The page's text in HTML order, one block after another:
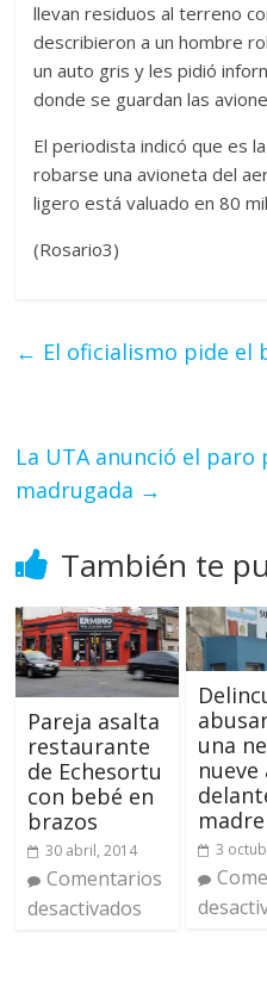
llevan residuos al terreno
describieron a un hombre
un auto gris y les pidió
donde se guardan las
El periodista indicó que es
robarse una avioneta del
ligero está valuado en 80
(Rosario3)
← El oficialismo pide el
La UTA anunció el paro
madrugada →
También te
Pareja asalta
restaurante
de Echesortu
con bebé en
brazos
30 abril, 2014
Comentarios
desactivados
una
nueve
madre
3